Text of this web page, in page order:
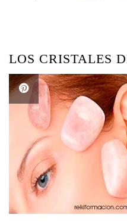
LOS CRISTALES